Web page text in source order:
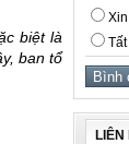
biệt là
ban tổ
LIÊN